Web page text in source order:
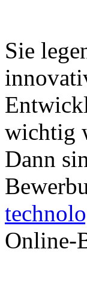
Sie
wichtig
Dann
Online-